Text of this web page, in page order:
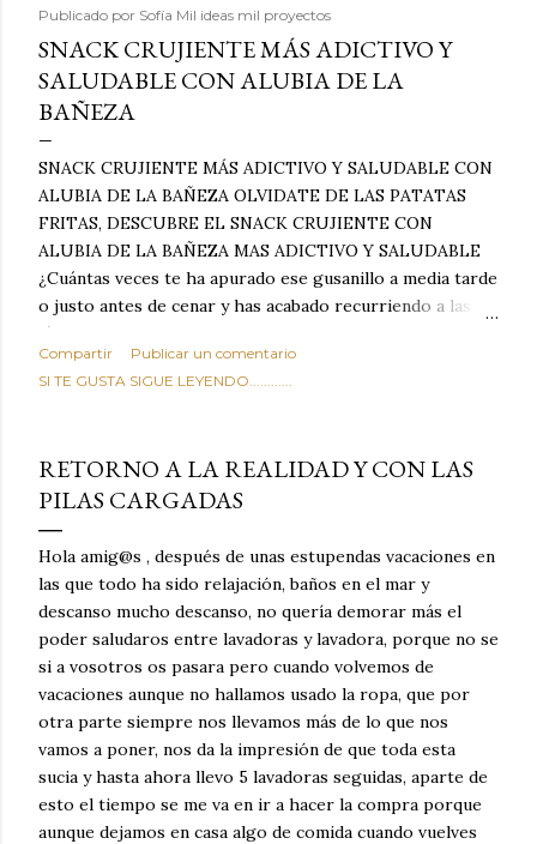
Publicado por Sofía Mil ideas mil proyectos
SNACK CRUJIENTE MÁS ADICTIVO Y
SALUDABLE CON ALUBIA DE LA
BAÑEZA
SNACK CRUJIENTE MÁS ADICTIVO Y SALUDABLE CON
ALUBIA DE LA BAÑEZA OLVIDATE DE LAS PATATAS
FRITAS, DESCUBRE EL SNACK CRUJIENTE CON
ALUBIA DE LA BAÑEZA MAS ADICTIVO Y SALUDABLE
¿Cuántas veces te ha apurado ese gusanillo a media tarde
o justo antes de cenar y has acabado recurriendo a las
típicas patatas de bolsa, frutos secos fritos o snacks
ultraprocesados llenos de grasas saturadas y sodio?
Todos hemos estado ahí. Sin embargo, cuidarse no tiene
satisface. Estas alubias crujientes al horno van a cambiar
por completo tu forma de ver las legumbres. Olvídate de
asociar las alubias únicamente a los guisos tradicionales y
copiosos de invierno. Con esta receta simple pero
revolucionaria, transformaremos un ingrediente tan
humilde como la alubia de La Bañeza en un snack ligero,
dorado, cargado de proteína y 100% natural. Es el
sustituto perfecto a los frutos se...
Compartir
Publicar un comentario
SI TE GUSTA SIGUE LEYENDO............
RETORNO A LA REALIDAD Y CON LAS
PILAS CARGADAS
Hola amig@s , después de unas estupendas vacaciones en
las que todo ha sido relajación, baños en el mar y
descanso mucho descanso, no quería demorar más el
poder saludaros entre lavadoras y lavadora, porque no se
si a vosotros os pasara pero cuando volvemos de
vacaciones aunque no hallamos usado la ropa, que por
otra parte siempre nos llevamos más de lo que nos
vamos a poner, nos da la impresión de que toda esta
sucia y hasta ahora llevo 5 lavadoras seguidas, aparte de
esto el tiempo se me va en ir a hacer la compra porque
aunque dejamos en casa algo de comida cuando vuelves